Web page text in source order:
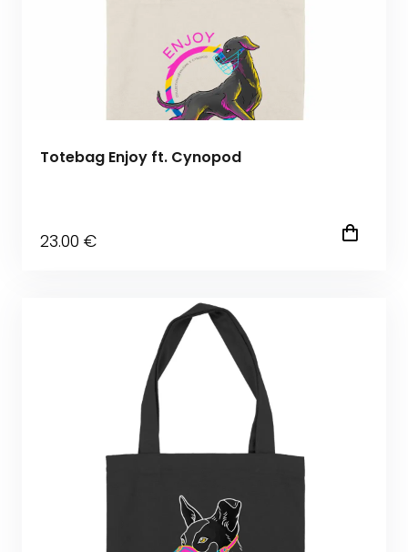
Totebag Enjoy ft. Cynopod
23.00 €